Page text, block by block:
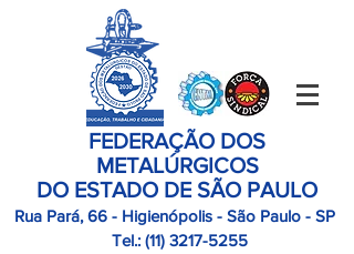
FEDERAÇÃO DOS
METALÚRGICOS
DO ESTADO DE SÃO PAULO
Rua Pará, 66 - Higienópolis - São Paulo - SP
Tel.: (11) 3217-5255